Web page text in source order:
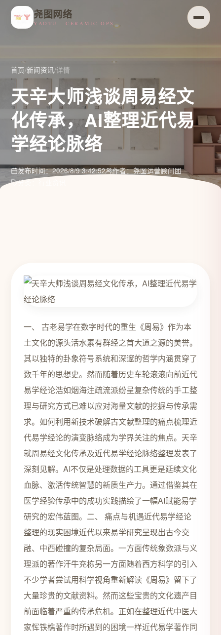
尧图网络
YAOTU · CERAMIC OPS
首页/新闻资讯/详情
天辛大师浅谈周易经文
化传承，AI整理近代易
学经论脉络
发布时间：2026/8/9 3:42:52
作者：尧图运营顾问团
分类：行业资讯
一、 古老易学在数字时代的重生《周易》作为本
土文化的源头活水素有群经之首大道之源的美誉。
其以独特的卦象符号系统和深邃的哲学内涵贯穿了
数千年的思想史。然而随着历史车轮滚滚向前近代
易学经论浩如烟海注疏流派纷呈复杂传统的手工整
理与研究方式已难以应对海量文献的挖掘与传承需
求。如何利用新技术破解古文献整理的痛点梳理近
代易学经论的演变脉络成为学界关注的焦点。天辛
就周易经文化传承及近代易学经论脉络整理发表了
深刻见解。AI不仅是处理数据的工具更是延续文化
血脉、激活传统智慧的新质生产力。通过借鉴其在
医学经验传承中的成功实践描绘了一幅AI赋能易学
研究的宏伟蓝图。二、 痛点与机遇近代易学经论
整理的现实困境近代以来易学研究呈现出古今交
融、中西碰撞的复杂局面。一方面传统象数派与义
理派的著作汗牛充栋另一方面随着西方科学的引入
不少学者尝试用科学视角重新解读《周易》留下了
大量珍贵的文献资料。然而这些宝贵的文化遗产目
前面临着严重的传承危机。正如在整理近代中医大
家恽铁樵著作时所遇到的困境一样近代易学著作同